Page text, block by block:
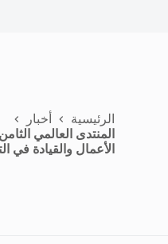
الرئيسية
أخبار
المنتدى العالمي
الأعمال والقيادة في